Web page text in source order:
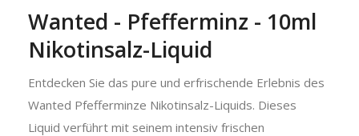
Wanted - Pfefferminz - 10ml
Nikotinsalz-Liquid
Entdecken Sie das pure und erfrischende Erlebnis des
Wanted Pfefferminze Nikotinsalz-Liquids. Dieses
Liquid verführt mit seinem intensiv frischen